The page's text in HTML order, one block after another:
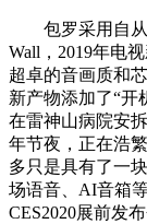
包罗采用自从
Wall，2019年电
超卓的音画质和
新产物添加了“开
在雷神山病院安
年节夜，正在浩
多只是具有了一
场语音、AI音箱
CES2020展前发